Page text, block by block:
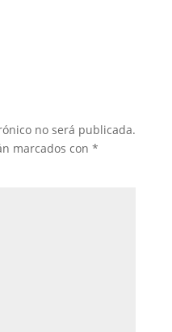
no será publicada.
marcados con *